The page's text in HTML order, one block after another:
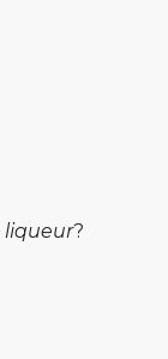
liqueur?